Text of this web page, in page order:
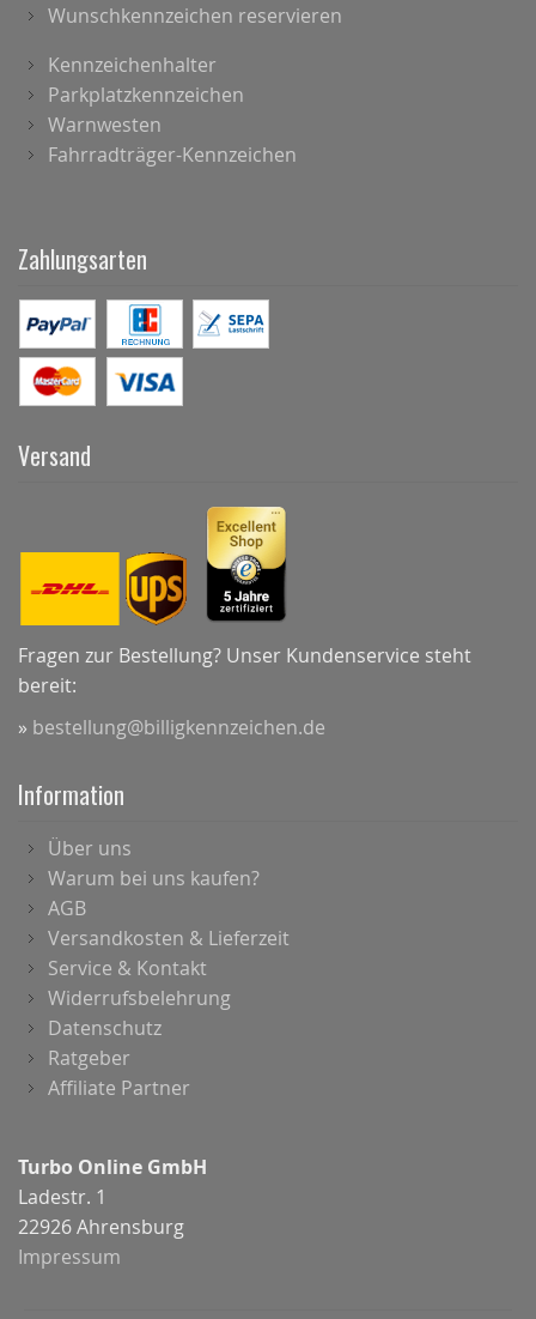
Wunschkennzeichen reservieren
Kennzeichenhalter
Parkplatzkennzeichen
Warnwesten
Fahrradträger-Kennzeichen
Zahlungsarten
Versand
Fragen zur Bestellung? Unser Kundenservice steht
bereit:
» bestellung@billigkennzeichen.de
Information
Über uns
Warum bei uns kaufen?
AGB
Versandkosten & Lieferzeit
Service & Kontakt
Widerrufsbelehrung
Datenschutz
Ratgeber
Affiliate Partner
Turbo Online GmbH
Ladestr. 1
22926 Ahrensburg
Impressum